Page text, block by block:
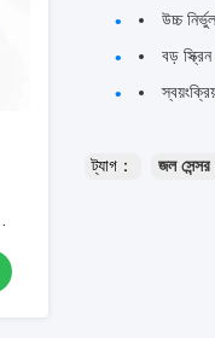
উচ্চ
বড়
ট্যাগ： জল